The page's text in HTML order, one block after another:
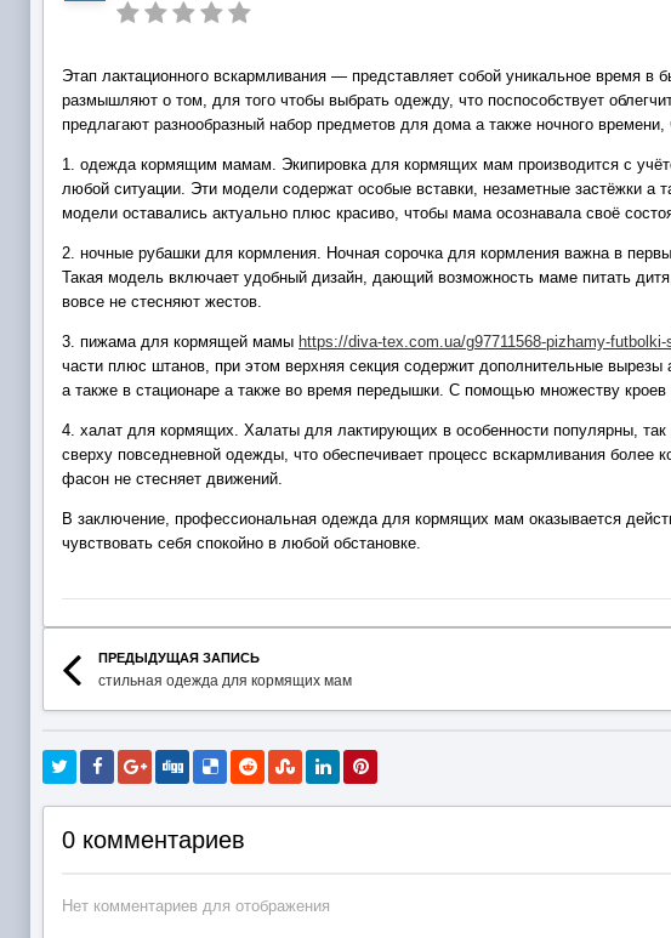
Этап лактационного вскармливания — представляет собой уникальное время
размышляют о том, для того чтобы выбрать одежду, что поспособствует
предлагают разнообразный набор предметов для дома а также ночного
1. одежда кормящим мамам. Экипировка для кормящих мам производится с
любой ситуации. Эти модели содержат особые вставки, незаметные застёжки
модели оставались актуально плюс красиво, чтобы мама осознавала своё
2. ночные рубашки для кормления. Ночная сорочка для кормления важна в
Такая модель включает удобный дизайн, дающий возможность маме питать
вовсе не стесняют жестов.
3. пижама для кормящей мамы https://diva-tex.com.ua/g97711568-pizhamy-futbolki-
части плюс штанов, при этом верхняя секция содержит дополнительные
а также в стационаре а также во время передышки. С помощью множеству
4. халат для кормящих. Халаты для лактирующих в особенности популярны,
сверху повседневной одежды, что обеспечивает процесс вскармливания
фасон не стесняет движений.
В заключение, профессиональная одежда для кормящих мам оказывается
чувствовать себя спокойно в любой обстановке.
ПРЕДЫДУЩАЯ ЗАПИСЬ
стильная одежда для кормящих мам
0 комментариев
Нет комментариев для отображения